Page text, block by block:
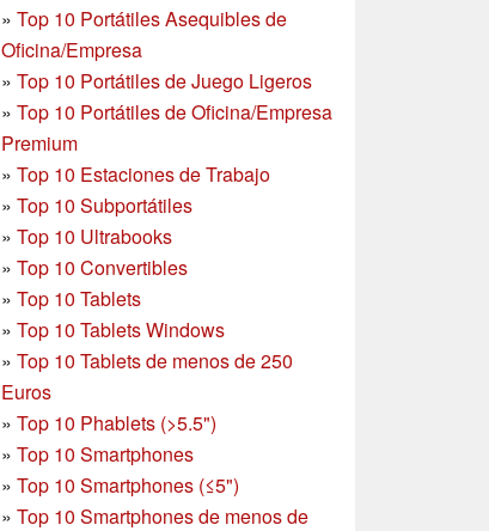
» Top 10 Portátiles Asequibles de
Oficina/Empresa
» Top 10 Portátiles de Juego Ligeros
» Top 10 Portátiles de Oficina/Empresa
Premium
» Top 10 Estaciones de Trabajo
» Top 10 Subportátiles
» Top 10 Ultrabooks
» Top 10 Convertibles
» Top 10 Tablets
» Top 10 Tablets Windows
» Top 10 Tablets de menos de 250
Euros
» Top 10 Phablets (>5.5")
» Top 10 Smartphones
» Top 10 Smartphones (≤5")
» Top 10 Smartphones de menos de